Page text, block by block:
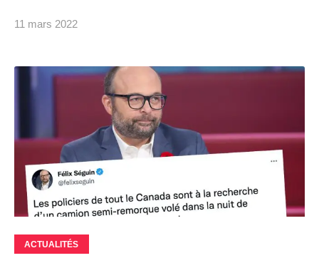
11 mars 2022
ACTUALITÉS